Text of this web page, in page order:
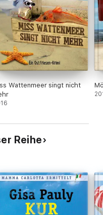
Wattenmeer singt nicht
Reihe